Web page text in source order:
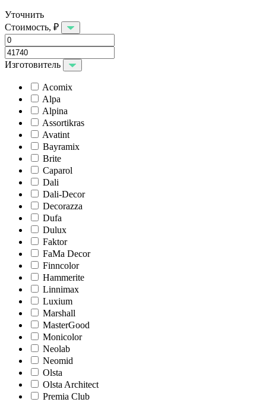
Уточнить
Стоимость, ₽
Изготовитель
Acomix
Alpa
Alpina
Assortikras
Avatint
Bayramix
Brite
Caparol
Dali
Dali-Decor
Decorazza
Dufa
Dulux
Faktor
FaMa Decor
Finncolor
Hammerite
Linnimax
Luxium
Marshall
MasterGood
Monicolor
Neolab
Neomid
Olsta
Olsta Architect
Premia Club